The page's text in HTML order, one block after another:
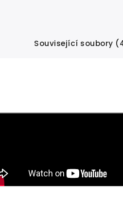
Související soubory